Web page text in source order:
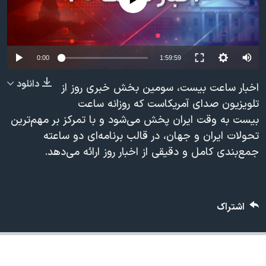
فرهنگ و زندگی
حقوق شهروندی
اقتصادی
اسرائیل در جنگ
گالری عکس
آرشیو پخش زنده
مستندها
انتخابات ریاست جمهوری آمریکا ۲۰۲۴
حمله جمهوری اسلامی به اسرائیل
ورزش زنان در ایران
اعتراضات زن، زندگی، آزادی
مجموعه مستندهای دادخواهی
تریبونال مردمی آبان ۹۸
چهل سال گروگان‌گیری
دنبال کنید
زبانهای مختلف
Auto
240p
360p
480p
720p
1080p
0:00 1:59:59
480p
720p
دانلود
اخبار ساعت بیست، سومین بخش خبری روز از
تلویزیون صدای آمریکاست که روزانه ساعت
بیست به وقت ایران پخش می‌شود و با تمرکز بر مهم‌ترین
تحولات ایران و جهان، در قالب برنامه‌ای دو ساعته
جمع‌بندی کامل و دقیقی از اخبار روز ارائه می‌دهد.
اشتراک